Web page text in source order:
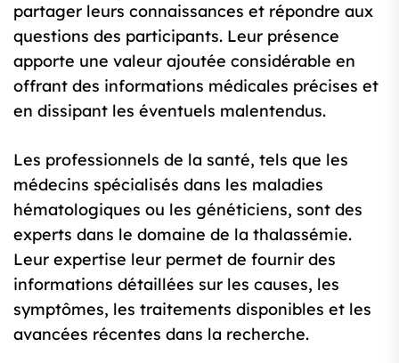
partager leurs connaissances et répondre aux
questions des participants. Leur présence
apporte une valeur ajoutée considérable en
offrant des informations médicales précises et
en dissipant les éventuels malentendus.
Les professionnels de la santé, tels que les
médecins spécialisés dans les maladies
hématologiques ou les généticiens, sont des
experts dans le domaine de la thalassémie.
Leur expertise leur permet de fournir des
informations détaillées sur les causes, les
symptômes, les traitements disponibles et les
avancées récentes dans la recherche.